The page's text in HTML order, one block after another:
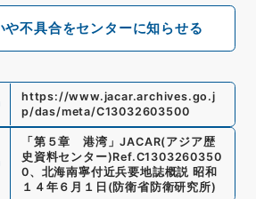
や不具合をセンターに知らせる
https://www.jacar.archives.go.j
p/das/meta/C13032603500
「第５章 港湾 」JACAR(アジア歴
史資料センター)Ref.C1303260350
0、 北海南寧付近兵要地誌概説 昭和
１４年６月１日 (防衛省防衛研究所)